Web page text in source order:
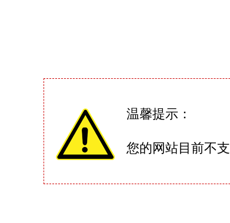
温馨提示：
您的网站目前不